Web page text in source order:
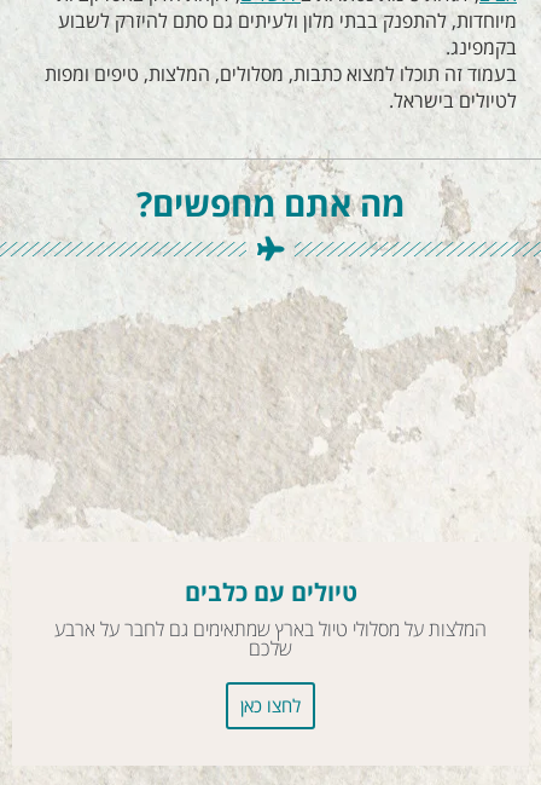
מיוחדות, להתפנק בבתי מלון ולעיתים גם סתם להיזרק לשבוע
בקמפינג.
בעמוד זה תוכלו למצוא כתבות, מסלולים, המלצות, טיפים ומפות
לטיולים בישראל.
מה אתם מחפשים?
טיולים עם כלבים
המלצות על מסלולי טיול בארץ שמתאימים גם לחבר על ארבע
שלכם
לחצו כאן